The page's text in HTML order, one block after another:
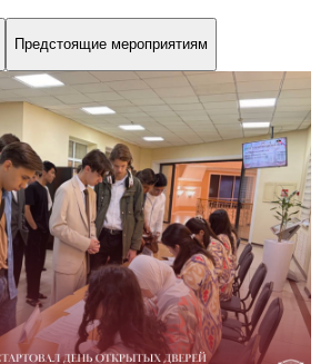
Предстоящие мероприятиям